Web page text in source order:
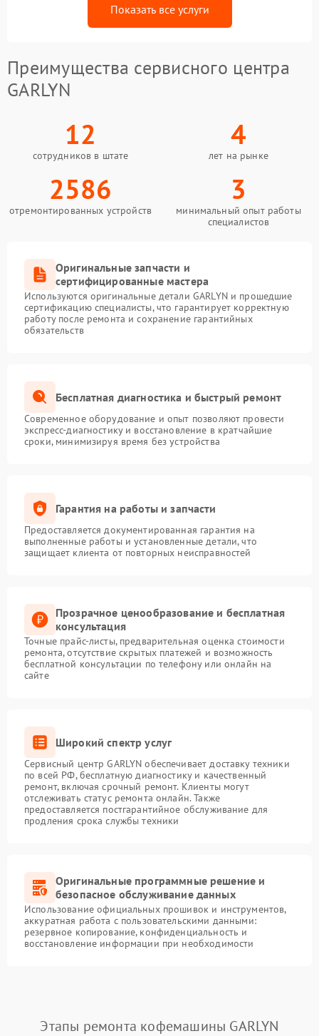
Показать все услуги
Преимущества сервисного центра
GARLYN
12
сотрудников в штате
4
лет на рынке
2586
отремонтированных устройств
3
минимальный опыт работы
специалистов
Оригинальные запчасти и
сертифицированные мастера
Используются оригинальные детали GARLYN и прошедшие
сертификацию специалисты, что гарантирует корректную
работу после ремонта и сохранение гарантийных
обязательств
Бесплатная диагностика и быстрый ремонт
Современное оборудование и опыт позволяют провести
экспресс-диагностику и восстановление в кратчайшие
сроки, минимизируя время без устройства
Гарантия на работы и запчасти
Предоставляется документированная гарантия на
выполненные работы и установленные детали, что
защищает клиента от повторных неисправностей
Прозрачное ценообразование и бесплатная
консультация
Точные прайс-листы, предварительная оценка стоимости
ремонта, отсутствие скрытых платежей и возможность
бесплатной консультации по телефону или онлайн на
сайте
Широкий спектр услуг
Сервисный центр GARLYN обеспечивает доставку техники
по всей РФ, бесплатную диагностику и качественный
ремонт, включая срочный ремонт. Клиенты могут
отслеживать статус ремонта онлайн. Также
предоставляется постгарантийное обслуживание для
продления срока службы техники
Оригинальные программные решение и
безопасное обслуживание данных
Использование официальных прошивок и инструментов,
аккуратная работа с пользовательскими данными:
резервное копирование, конфиденциальность и
восстановление информации при необходимости
Этапы ремонта кофемашины GARLYN